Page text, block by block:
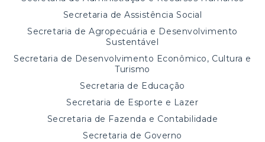
Secretaria de Assistência Social
Secretaria de Agropecuária e Desenvolvimento
Sustentável
Secretaria de Desenvolvimento Econômico, Cultura e
Turismo
Secretaria de Educação
Secretaria de Esporte e Lazer
Secretaria de Fazenda e Contabilidade
Secretaria de Governo